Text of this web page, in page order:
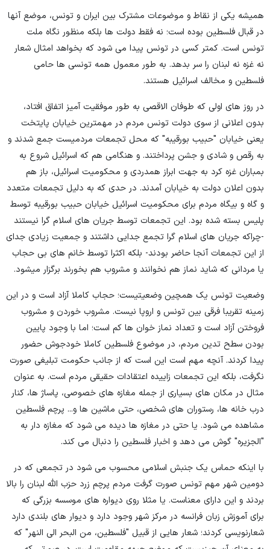
همیشه یکی از نقاط و موضوعات مشترک بین ایران و تونس، موضع آنها
در قبال فلسطین بوده است؛ نه فقط دولت ها بلکه منظور نگاه ملت
تونس است. کمتر کسی در تونس پیدا می شود که بخواهد امثال شعار
نه غزه نه لبنان را سر بدهد. به طور معمول همه تونسی ها حامی
فلسطین و مخالف اسرائیل هستند.
در روز های اولی که طوفان الاقصی به طور موفقیت آمیز اتفاق افتاد،
بدون اعلانی از سوی دولت تونس مردم در مهمترین خیابان پایتخت
یعنی خیابان "حبیب بورقیبه" که محل تجمعات مردمیست جمع شدند و
به رقص و شادی و جشن پرداختند. و هنگامی هم که اسرائیل شروع به
بمباران غزه کرد به جهت ابراز همدردی و محکومیت اسرائیل، باز هم
بدون اعلان دولت به خیابان آمدند. در حدی که به دلیل تجمعات متعدد
و گاه و بیگاه مردم برای محکومیت اسرائیل خیابان حبیب بورقیبه توسط
پلیس بسته شده بود. این تجمعات توسط جریان های اسلام گرا نیستند
-چراکه جریان های اسلام گرا تجمع جدایی داشتند و جمعیت زیادی جدای
از این تجمعات آنجا حاضر بودند- بلکه اکثرا توسط خانم های بی حجاب
یا مردانی که شاید نماز هم نخوانند و مشروب هم بخورند برگزار میشود.
وضعیت تونس یک همچین وضعیتیست؛ حجاب کاملا آزاد است و در این
زمینه تقریبا فرقی بین تونس و اروپا نیست. مشروب خوردن و مشروب
فروختن آزاد است و تعداد نماز خوان ها کم است؛ اما با وجود پایین
بودن سطح تدین مردم، در موضوع فلسطین کاملا خودجوش حضور
پیدا کردند. آنچه مهم است این است که از جانب حکومت تبلیغی صورت
نگرفت، بلکه این تجمعات زاییده اعتقادات حقیقی مردم است. به عنوان
مثال در مکان های بسیاری از جمله مغازه های خصوصی، پاساژ ها، کنار
درب خانه ها، رستوران های شخصی، حتی ماشین ها و... پرچم فلسطین
مشاهده می شود. یا حتی در مغازه ها دیده می شود که مغازه دار به
"الجزیره" گوش می دهد و اخبار فلسطین را دنبال می کند.
با اینکه حماس یک جنبش اسلامی محسوب می شود در تجمعی که در
دومین شهر مهم تونس صورت گرفت مردم پرچم زرد حزب الله لبنان را بالا
بردند و این دارای معناست. یا مثلا روی دیواره های موسسه بزرگی که
برای آموزش زبان فرانسه در مرکز شهر وجود دارد و دیوار های بلندی دارد
شعارنویسی کردند؛ شعار هایی از قبیل "فلسطین، من البحر الی النهر" که